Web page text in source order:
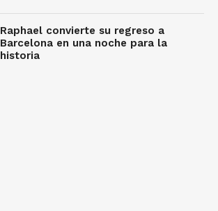
Raphael convierte su regreso a
Barcelona en una noche para la
historia